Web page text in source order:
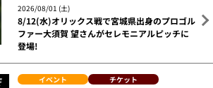
2026/08/01 (土)
8/12(水)オリックス戦で宮城県出身のプロゴル
ファー大須賀 望さんがセレモニアルピッチに
登場!
イベント
チケット